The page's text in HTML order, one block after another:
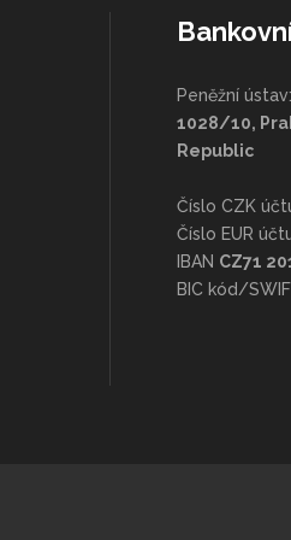
Peněžní ústav:
1028/10,
Republic
Číslo CZK
Číslo EUR
IBAN CZ71
BIC kód/